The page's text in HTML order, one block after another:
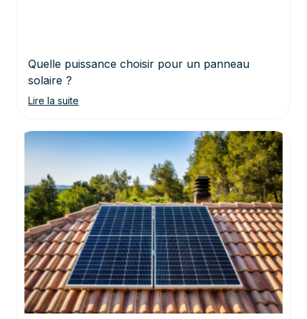
Quelle puissance choisir pour un panneau
solaire ?
Lire la suite